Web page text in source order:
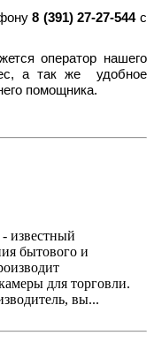
8 (391) 27-27-544с
оператор нашего
а так же удобное
помощника.
известный
бытового и
для торговли.
вы...